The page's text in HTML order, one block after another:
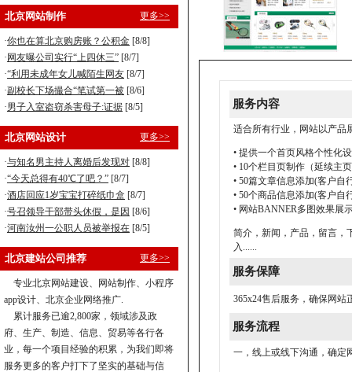
北京网站制作 更多>>
·你也在算北京购房账？公积金 [8/8]
· 网友曝公司实行“上四休三” [8/7]
·“利用未成年女儿喊陌生网友 [8/7]
·副校长下场撮合“笔试第一被 [8/6]
·男子入室盗窃杀害母子:证据 [8/5]
北京网站设计 更多>>
·与知名男主持人离婚后发现对 [8/8]
·“今天总得有40℃了吧？” [8/7]
·酒店回应1岁宝宝打碎纸巾盒 [8/7]
·号召领导干部带头休假，是因 [8/6]
·河南汝州一公职人员被举报在 [8/5]
北京建站公司推荐 更多>>
专业北京网站建设、网站制作、小程序
app设计、北京企业网络推广.
累计服务已逾2,800家，领域涉及政
府、生产、制造、信息、贸易等各行各
业，每一个项目经验的积累，为我们即将
服务更多的客户打下了坚实的基础与信
服务内容
适合所有行业，网站以产品
• 提供一个首页风格个性化
• 10个栏目页制作（延续主
• 50篇文章信息添加(客户自
• 50个商品信息添加(客户自
• 网站BANNER多图效果展
简介，新闻，产品，留言，
入......
服务保障
365x24售后服务，确保网
服务流程
一，线上或线下沟通，确定